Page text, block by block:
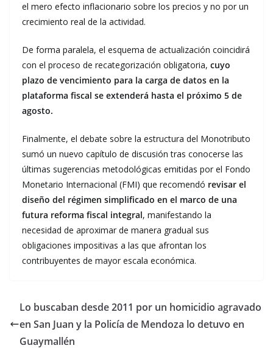
el mero efecto inflacionario sobre los precios y no por un
crecimiento real de la actividad.
De forma paralela, el esquema de actualización coincidirá
con el proceso de recategorización obligatoria, cuyo
plazo de vencimiento para la carga de datos en la
plataforma fiscal se extenderá hasta el próximo 5 de
agosto.
Finalmente, el debate sobre la estructura del Monotributo
sumó un nuevo capítulo de discusión tras conocerse las
últimas sugerencias metodológicas emitidas por el Fondo
Monetario Internacional (FMI) que recomendó revisar el
diseño del régimen simplificado en el marco de una
futura reforma fiscal integral, manifestando la
necesidad de aproximar de manera gradual sus
obligaciones impositivas a las que afrontan los
contribuyentes de mayor escala económica.
Lo buscaban desde 2011 por un homicidio agravado
en San Juan y la Policía de Mendoza lo detuvo en
Guaymallén